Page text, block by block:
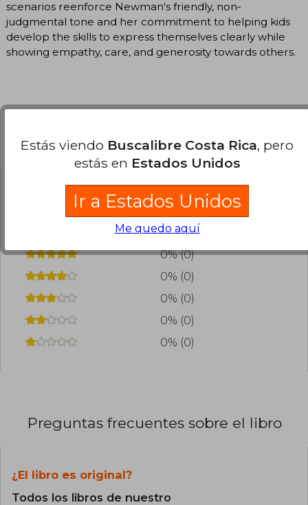
scenarios reenforce Newman's friendly, non-
judgmental tone and her commitment to helping kids
develop the skills to express themselves clearly while
showing empathy, care, and generosity towards others.
Opiniones del libro
¿Leíste este libro? Inicia sesión para poder
agregar tu propia evaluación.
0% (0)
0% (0)
0% (0)
0% (0)
0% (0)
Preguntas frecuentes sobre el libro
¿El libro es original?
Todos los libros de nuestro
Estás viendo Buscalibre Costa Rica, pero
estás en Estados Unidos
Ir a Estados Unidos
Me quedo aquí